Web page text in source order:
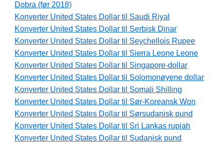
Dobra (før 2018)
Konverter United States Dollar til Saudi Riyal
Konverter United States Dollar til Serbisk Dinar
Konverter United States Dollar til Seychellois Rupee
Konverter United States Dollar til Sierra Leone Leone
Konverter United States Dollar til Singapore-dollar
Konverter United States Dollar til Solomonøyene dollar
Konverter United States Dollar til Somali Shilling
Konverter United States Dollar til Sør-Koreansk Won
Konverter United States Dollar til Sørsudanisk pund
Konverter United States Dollar til Sri Lankas rupiah
Konverter United States Dollar til Sudanisk pund